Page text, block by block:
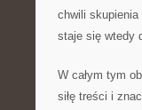
chwili skupienia
staje się wtedy
W całym tym
siłę treści i